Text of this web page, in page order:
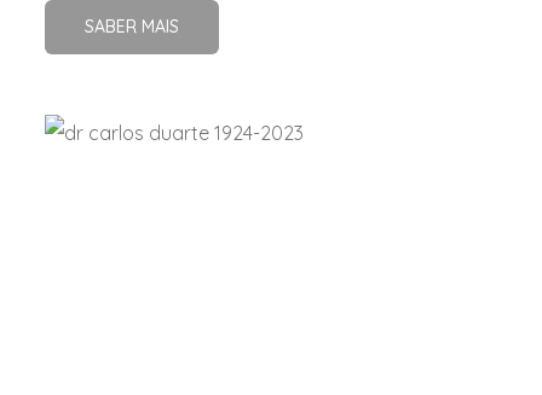
Tensioactivos
Tilmicosina
Trimetropim
SABER MAIS